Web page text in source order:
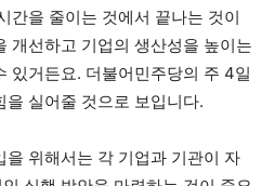
간을 줄이는 것에서 끝나는 것이
개선하고 기업의 생산성을 높이는
있거든요. 더불어민주당의 주 4일
실어줄 것으로 보입니다.
을 위해서는 각 기업과 기관이 자